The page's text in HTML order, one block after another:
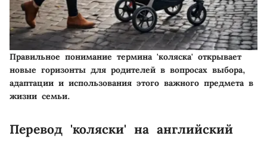
Правильное понимание термина 'коляска' открывает
новые горизонты для родителей в вопросах выбора,
адаптации и использования этого важного предмета в
жизни семьи.
Перевод 'коляски' на английский